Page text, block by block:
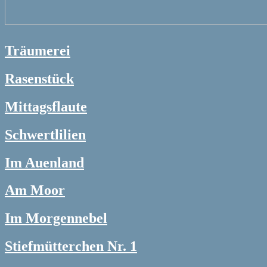
Träumerei
Rasenstück
Mittagsflaute
Schwertlilien
Im Auenland
Am Moor
Im Morgennebel
Stiefmütterchen Nr. 1